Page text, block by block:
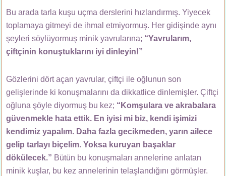
Bu arada tarla kuşu uçma derslerini hızlandırmış. Yiyecek
toplamaya gitmeyi de ihmal etmiyormuş. Her gidişinde aynı
şeyleri söylüyormuş minik yavrularına; “Yavrularım,
çiftçinin konuştuklarını iyi dinleyin!”
Gözlerini dört açan yavrular, çiftçi ile oğlunun son
gelişlerinde ki konuşmalarını da dikkatlice dinlemişler. Çiftçi
oğluna şöyle diyormuş bu kez; “Komşulara ve akrabalara
güvenmekle hata ettik. En iyisi mi biz, kendi işimizi
kendimiz yapalım. Daha fazla gecikmeden, yarın ailece
gelip tarlayı biçelim. Yoksa kuruyan başaklar
dökülecek.” Bütün bu konuşmaları annelerine anlatan
minik kuşlar, bu kez annelerinin telaşlandığını görmüşler.